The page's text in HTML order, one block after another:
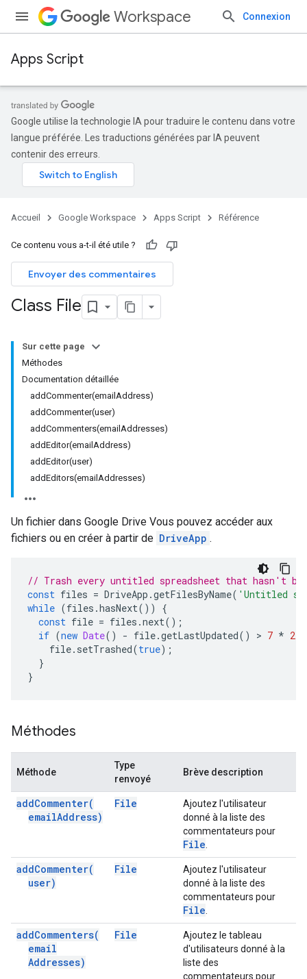
Workspace Connexion
Apps Script
Google utilise la technologie IA pour traduire le contenu dans votre
langue préférée. Les traductions générées par IA peuvent
contenir des erreurs.
Accueil Google Workspace Apps Script Référence
Ce contenu vous a-t-il été utile ?
Envoyer des commentaires
Class File
Sur cette page
Méthodes
Documentation détaillée
addCommenter(emailAddress)
addCommenter(user)
addCommenters(emailAddresses)
addEditor(emailAddress)
addEditor(user)
addEditors(emailAddresses)
Un fichier dans Google Drive Vous pouvez accéder aux
fichiers ou en créer à partir de DriveApp .
// Trash every untitled spreadsheet that hasn't
const files = DriveApp .getFilesByName( 'Untitled
while (files .hasNext())
{
const file = files .next();
if (new Date() - file.getLastUpdated() > 7 * 24
file. setTrashed(true);
}
}
Méthodes
Méthode
Type
renvoyé
Brève description
addCommenter(
emailAddress)
File
Ajoutez l'utilisateur
donné à la liste des
commentateurs pour
File
addCommenter(
user)
File
Ajoutez l'utilisateur
donné à la liste des
commentateurs pour
File
addCommenters(
email
Addresses)
File
Ajoutez le tableau
d'utilisateurs donné à la
liste des
commentateurs pour